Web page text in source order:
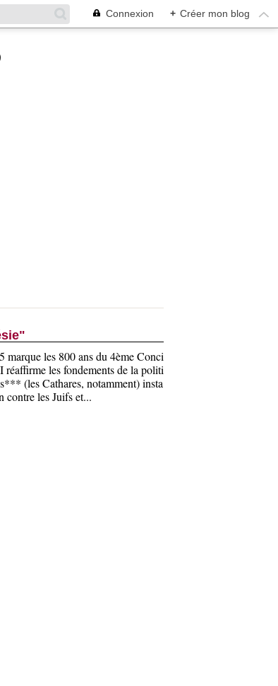
Connexion + Créer mon blog
les 800 ans du 4ème Conci
les fondements de la politi
(les Cathares, notamment) insta
contre les Juifs et...